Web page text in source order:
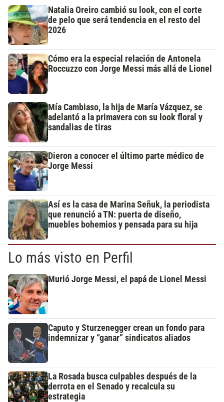
Natalia Oreiro cambió su look, con el corte
de pelo que será tendencia en el resto del
2026
Cómo era la especial relación de Antonela
Roccuzzo con Jorge Messi más allá de Lionel
Mía Cambiaso, la hija de María Vázquez, se
adelantó a la primavera con su look floral y
sandalias de tiras
Dieron a conocer el último parte médico de
Jorge Messi
Así es la casa de Marina Señuk, la periodista
que renunció a TN: puerta de diseño,
muebles bohemios y pensada para su hija
Lo más visto en Perfil
Murió Jorge Messi, el papá de Lionel Messi
Caputo y Sturzenegger crean un fondo para
indemnizar y “ganar” sindicatos aliados
La Rosada busca culpables después de la
derrota en el Senado y recalcula su
estrategia